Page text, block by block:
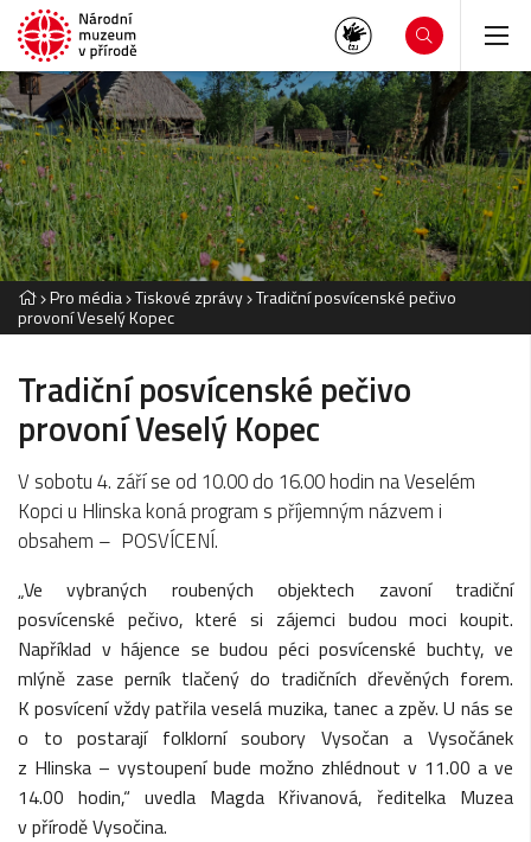
Pro média Tiskové zprávy Tradiční posvícenské pečivo
provoní Veselý Kopec
Tradiční posvícenské pečivo
provoní Veselý Kopec
V sobotu 4. září se od 10.00 do 16.00 hodin na Veselém
Kopci u Hlinska koná program s příjemným názvem i
obsahem – POSVÍCENÍ.
„Ve vybraných roubených objektech zavoní tradiční
posvícenské pečivo, které si zájemci budou moci koupit.
Například v hájence se budou péci posvícenské buchty, ve
mlýně zase perník tlačený do tradičních dřevěných forem.
K posvícení vždy patřila veselá muzika, tanec a zpěv. U nás se
o to postarají folklorní soubory Vysočan a Vysočánek
z Hlinska – vystoupení bude možno zhlédnout v 11.00 a ve
14.00 hodin,“ uvedla Magda Křivanová, ředitelka Muzea
v přírodě Vysočina.